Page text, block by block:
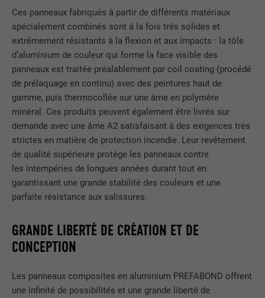
Ces panneaux fabriqués à partir de différents matériaux
spécialement combinés sont à la fois très solides et
extrêmement résistants à la flexion et aux impacts : la tôle
d’aluminium de couleur qui forme la face visible des
panneaux est traitée préalablement par coil coating (procédé
de prélaquage en continu) avec des peintures haut de
gamme, puis thermocollée sur une âme en polymère
minéral. Ces produits peuvent également être livrés sur
demande avec une âme A2 satisfaisant à des exigences très
strictes en matière de protection incendie. Leur revêtement
de qualité supérieure protège les panneaux contre
les intempéries de longues années durant tout en
garantissant une grande stabilité des couleurs et une
parfaite résistance aux salissures.
GRANDE LIBERTÉ DE CRÉATION ET DE
CONCEPTION
Les panneaux composites en aluminium PREFABOND offrent
une infinité de possibilités et une grande liberté de